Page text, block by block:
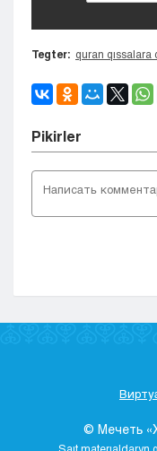
Tegter: quran qıssalara
Pіkіrler
© Мечеть
Saıt materıaldaryn